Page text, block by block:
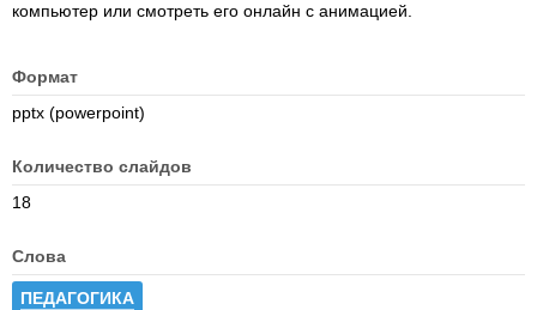
компьютер или смотреть его онлайн с анимацией.
Формат
pptx (powerpoint)
Количество слайдов
18
Слова
ПЕДАГОГИКА